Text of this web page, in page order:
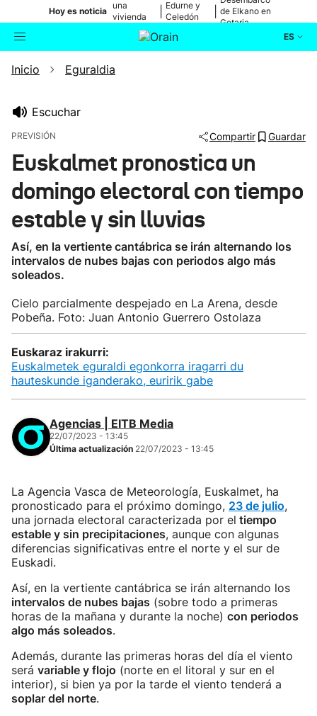
Hoy es noticia
una
vivienda
de Bilbao
Edurne y
Celedón
de Elkano en
Getaria
ES
Buscador
Ikusmiran
Eguraldia
Inicio Eguraldia
Escuchar
PREVISIÓN Compartir Guardar
Euskalmet pronostica un
domingo electoral con tiempo
estable y sin lluvias
Así, en la vertiente cantábrica se irán alternando los
intervalos de nubes bajas con periodos algo más
soleados.
Cielo parcialmente despejado en La Arena, desde
Pobeña. Foto: Juan Antonio Guerrero Ostolaza
Euskaraz irakurri:
Euskalmetek eguraldi egonkorra iragarri du
hauteskunde iganderako, euririk gabe
Agencias | EITB Media
22/07/2023 - 13:45
Última actualización 22/07/2023 - 13:45
La Agencia Vasca de Meteorología, Euskalmet, ha
pronosticado para el próximo domingo, 23 de julio,
una jornada electoral caracterizada por el tiempo
estable y sin precipitaciones, aunque con algunas
diferencias significativas entre el norte y el sur de
Euskadi.
Así, en la vertiente cantábrica se irán alternando los
intervalos de nubes bajas (sobre todo a primeras
horas de la mañana y durante la noche) con periodos
algo más soleados.
Además, durante las primeras horas del día el viento
será variable y flojo (norte en el litoral y sur en el
interior), si bien ya por la tarde el viento tenderá a
soplar del norte.